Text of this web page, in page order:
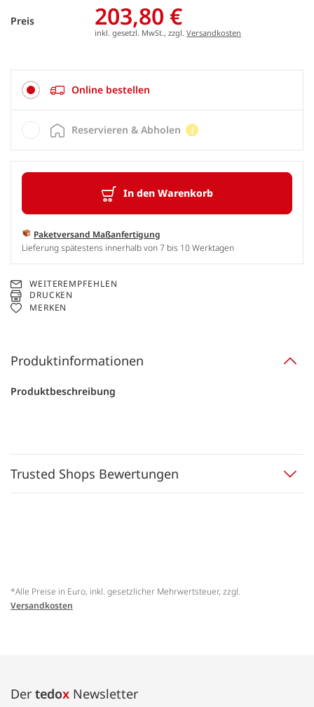
Preis 203,80 €
inkl. gesetzl. MwSt., zzgl. Versandkosten
Online bestellen
In den Warenkorb
Paketversand Maßanfertigung
Lieferung spätestens innerhalb von 7 bis 10 Werktagen
Reservieren & Abholen
WEITEREMPFEHLEN
DRUCKEN
MERKEN
Produktinformationen
Produktbeschreibung
Trusted Shops Bewertungen
*Alle Preise in Euro, inkl. gesetzlicher Mehrwertsteuer, zzgl.
Versandkosten
Der tedox Newsletter